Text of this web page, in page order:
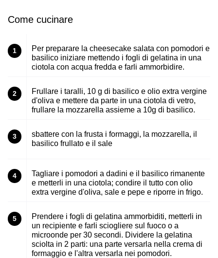
Come cucinare
1
Per preparare la cheesecake salata con pomodori e
basilico iniziare mettendo i fogli di gelatina in una
ciotola con acqua fredda e farli ammorbidire.
2
Frullare i taralli, 10 g di basilico e olio extra vergine
d'oliva e mettere da parte in una ciotola di vetro,
frullare la mozzarella assieme a 10g di basilico.
3
sbattere con la frusta i formaggi, la mozzarella, il
basilico frullato e il sale
4
Tagliare i pomodori a dadini e il basilico rimanente
e metterli in una ciotola; condire il tutto con olio
extra vergine d'oliva, sale e pepe e riporre in frigo.
5
Prendere i fogli di gelatina ammorbiditi, metterli in
un recipiente e farli sciogliere sul fuoco o a
microonde per 30 secondi. Dividere la gelatina
sciolta in 2 parti: una parte versarla nella crema di
formaggio e l'altra versarla nei pomodori.